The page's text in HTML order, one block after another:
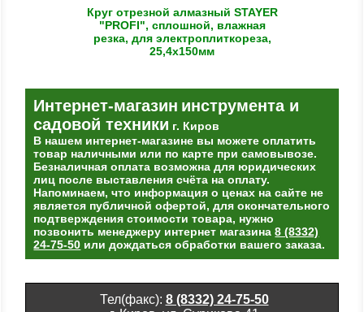
Круг отрезной алмазный STAYER
"PROFI", сплошной, влажная
резка, для электроплиткореза,
25,4х150мм
Интернет-магазин инструмента и
садовой техники г. Киров
В нашем интернет-магазине вы можете оплатить
товар наличными или по карте при самовывозе.
Безналичная оплата возможна для юридических
лиц после выставления счёта на оплату.
Напоминаем, что информация о ценах на сайте не
является публичной офертой, для окончательного
подтверждения стоимости товара, нужно
позвонить менеджеру интернет магазина8 (8332)
24-75-50 или дождаться обработки вашего заказа.
Тел(факс): 8 (8332) 24-75-50